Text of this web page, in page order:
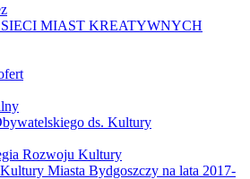
MIAST KREATYWNYCH
ds. Kultury
Rozwoju Kultury
Miasta Bydgoszczy na lata 2017-